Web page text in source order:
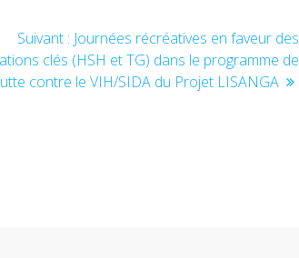
Suivant : Article
suivant
:
Journées récréatives en faveur des
clés (HSH et TG) dans le programme de
contre le VIH/SIDA du Projet LISANGA